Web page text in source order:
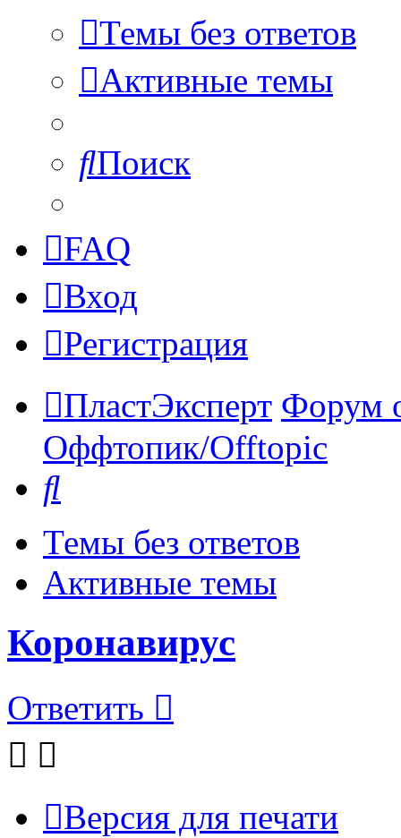
Темы без ответов
Активные темы
Поиск
FAQ
Вход
Регистрация
ПластЭксперт Форум
Оффтопик/Offtopic
Темы без ответов
Активные темы
Коронавирус
Ответить
Версия для печати